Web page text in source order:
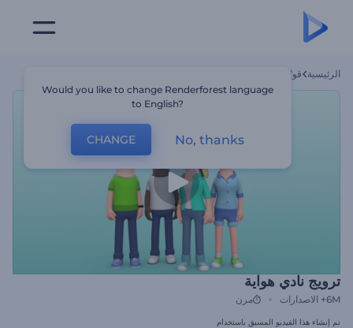
الرئيسية قوالب
ترويج نادي هواية
6M+ الاصدارات مرن
تم إنشاء هذا الفيديو المسبق باستخدام
Would you like to change Renderforest language
to English?
CHANGE No, thanks